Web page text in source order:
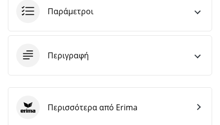
Παράμετροι
Περιγραφή
Erima Περισσότερα από Erima